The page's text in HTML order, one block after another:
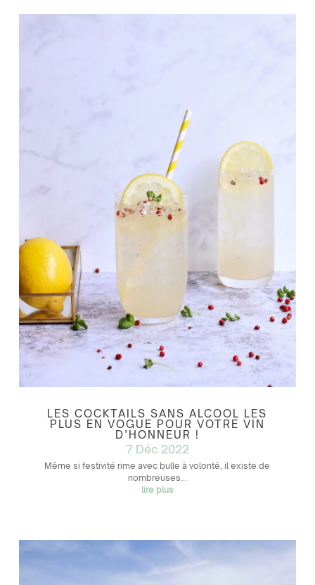
LES COCKTAILS SANS ALCOOL LES
PLUS EN VOGUE POUR VOTRE VIN
D’HONNEUR !
7 Déc 2022
Même si festivité rime avec bulle à volonté, il existe de
nombreuses...
lire plus